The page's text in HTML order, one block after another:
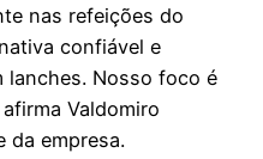
nas refeições do
confiável e
lanches. Nosso foco é
Valdomiro
da empresa.